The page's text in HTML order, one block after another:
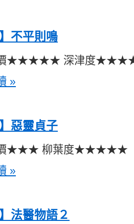
】不平則鳴
價★★★★★ 深津度
»
】惡靈貞子
價★★★ 柳葉度★★★★★
»
法醫物語２